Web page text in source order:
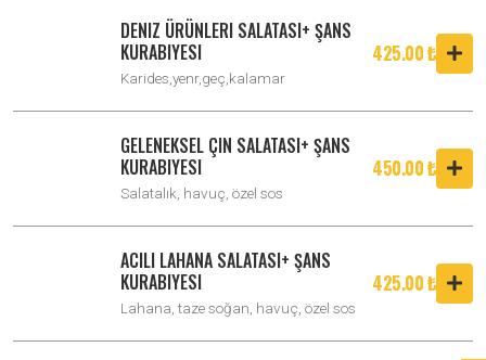
DENIZ ÜRÜNLERI SALATASI+ ŞANS
KURABIYESI
Karides,yenr,geç,kalamar
425.00 ₺
GELENEKSEL ÇIN SALATASI+ ŞANS
KURABIYESI
Salatalık, havuç, özel sos
450.00 ₺
ACILI LAHANA SALATASI+ ŞANS
KURABIYESI
Lahana, taze soğan, havuç, özel sos
425.00 ₺